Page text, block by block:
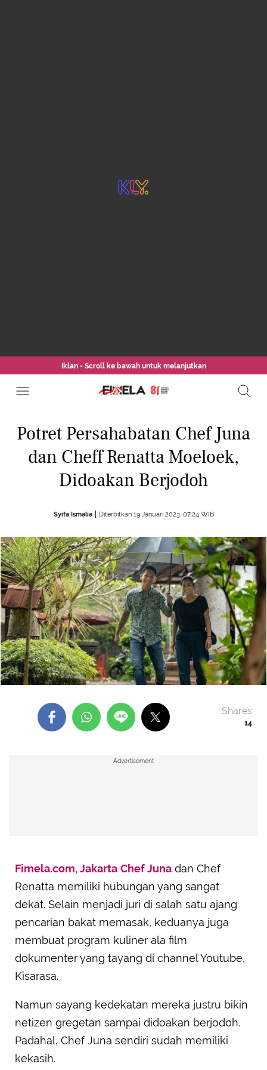
Iklan - Scroll ke bawah untuk melanjutkan
Potret Persahabatan Chef Juna
dan Cheff Renatta Moeloek,
Didoakan Berjodoh
Syifa Ismalia Diterbitkan 19 Januari 2023, 07:24 WIB
14
Shares
Advertisement
Fimela.com, Jakarta Chef Juna dan Chef
Renatta memiliki hubungan yang sangat
dekat. Selain menjadi juri di salah satu ajang
pencarian bakat memasak, keduanya juga
membuat program kuliner ala film
dokumenter yang tayang di channel Youtube,
Kisarasa.
Namun sayang kedekatan mereka justru bikin
netizen gregetan sampai didoakan berjodoh.
Padahal, Chef Juna sendiri sudah memiliki
kekasih.